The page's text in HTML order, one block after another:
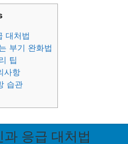
대처법
부기 완화법
팁
사항
습관
응급 대처법